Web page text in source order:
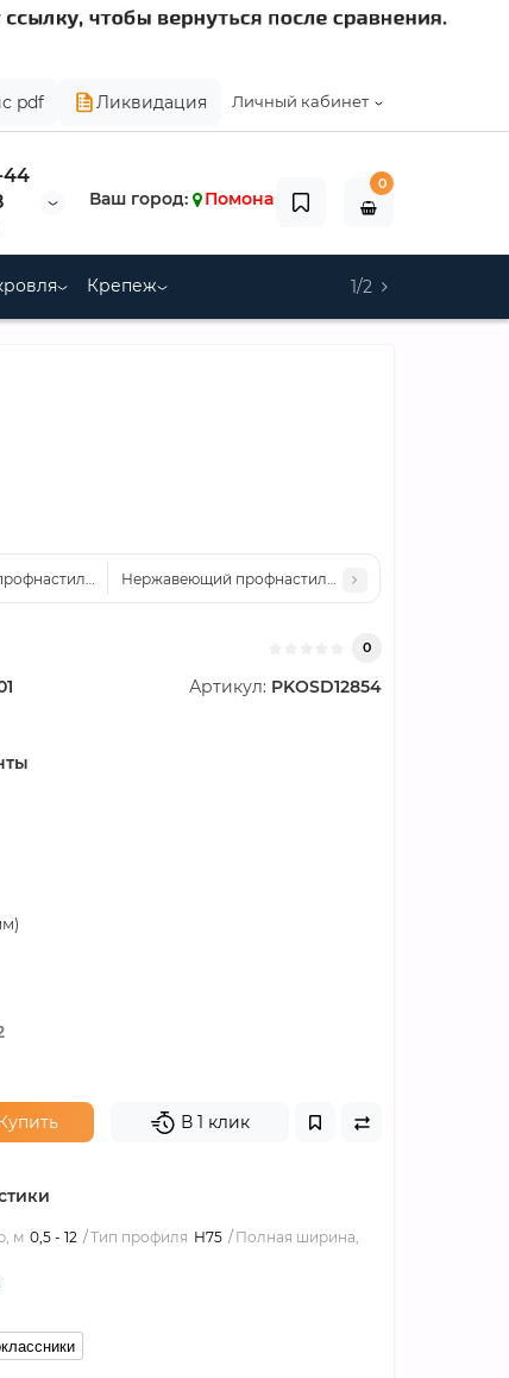
Личный кабинет
pdf Ликвидация
44
Ваш город: Помона
0
Крепеж 1/2
H75 0.45 AISI 321
Нержавеющий профнастил H75 0.55 AISI 321
0
Артикул: PKOSD12854
Купить В 1 клик
м 0,5 - 12 Тип профиля Н75
Полная ширина,